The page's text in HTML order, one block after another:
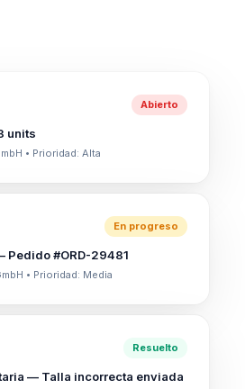
Abierto
units
• Prioridad: Alta
En progreso
Pedido #ORD-29481
• Prioridad: Media
Resuelto
— Talla incorrecta enviada